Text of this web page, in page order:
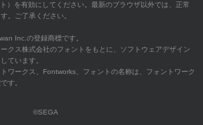
）を有効にしてください。最新のブラウザ以外では、正常
。ご了承ください。
Inc.の登録商標です。
クス株式会社のフォントをもとに、ソフトウェアデザイン
ています。
ワークス、Fontworks、フォントの名称は、フォントワーク
す。
©SEGA